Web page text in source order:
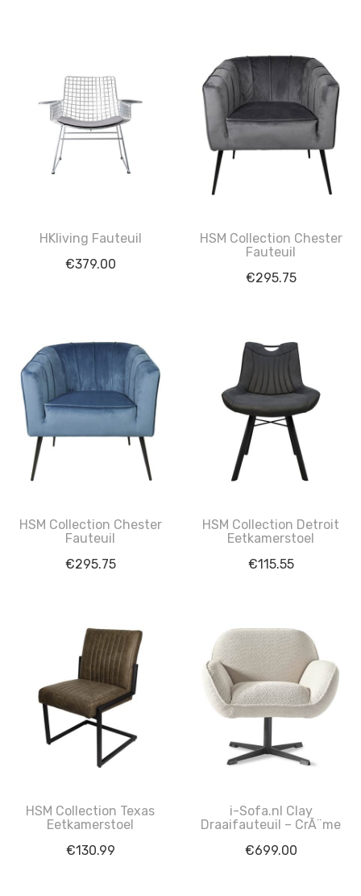
HKliving Fauteuil
€379.00
HSM Collection Chester
Fauteuil
€295.75
HSM Collection Chester
Fauteuil
€295.75
HSM Collection Detroit
Eetkamerstoel
€115.55
HSM Collection Texas
Eetkamerstoel
€130.99
i-Sofa.nl Clay
Draaifauteuil – CrÃ¨me
€699.00